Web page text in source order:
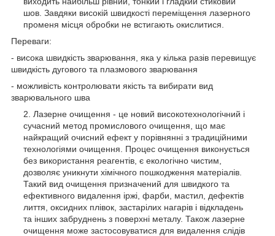
шов. Завдяки високій швидкості переміщення лазерного
променя місця обробки не встигають окислитися.
Переваги:
- висока швидкість зварювання, яка у кілька разів перевищує
швидкість дугового та плазмового зварювання
- можливість контролювати якість та вибирати вид
зварювального шва
2. Лазерне очищення - це новий високотехнологічний і
сучасний метод промислового очищення, що має
найкращий очисний ефект у порівнянні з традиційними
технологіями очищення. Процес очищення виконується
без використання реагентів, є екологічно чистим,
дозволяє уникнути хімічного пошкодження матеріалів.
Такий вид очищення призначений для швидкого та
ефективного видалення іржі, фарби, мастил, дефектів
лиття, оксидних плівок, застарілих нагарів і відкладень
та інших забруднень з поверхні металу. Також лазерне
очищення може застосовуватися для видалення слідів